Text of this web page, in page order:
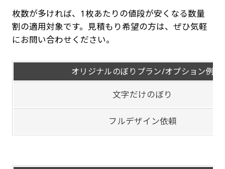
枚数が多ければ、1枚あたりの値段が安くなる数量
割の適用対象です。見積もり希望の方は、ぜひ気軽
にお問い合わせください。
オリジナルのぼりプラン/オプション例
文字だけのぼり
フルデザイン依頼